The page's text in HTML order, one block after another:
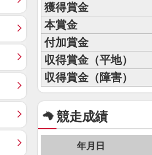
獲得賞金
本賞金
付加賞金
収得賞金（平地）
収得賞金（障害）
競走成績
年月日